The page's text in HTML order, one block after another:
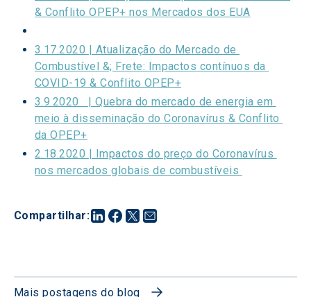
Compartilhar:
& Conflito OPEP+ nos Mercados dos EUA
3.17.2020 | Atualização do Mercado de
Combustível &; Frete: Impactos contínuos da
COVID-19 & Conflito OPEP+
3.9.2020   | Quebra do mercado de energia em
meio à disseminação do Coronavírus & Conflito
da OPEP+
2.18.2020 | Impactos do preço do Coronavírus
nos mercados globais de combustíveis
Mais postagens do blog